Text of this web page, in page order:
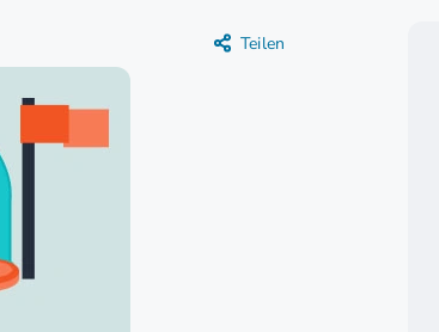
Teilen